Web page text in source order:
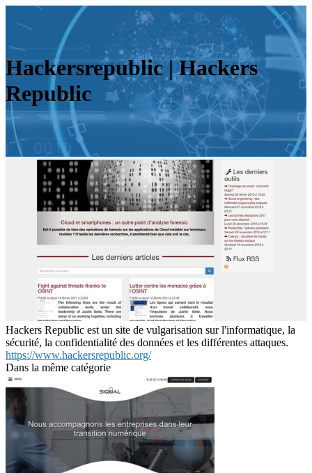
Hackersre­pub­lic | Hackers
Republic
Hackers Republic est un site de vulgarisation sur l'informatique, la
sécurité, la confidentialité des données et les différentes attaques.
https://www.hackersrepublic.org/
Dans la même catégorie